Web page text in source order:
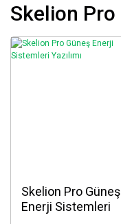
Skelion Pro
Skelion Pro Güneş
Enerji Sistemleri